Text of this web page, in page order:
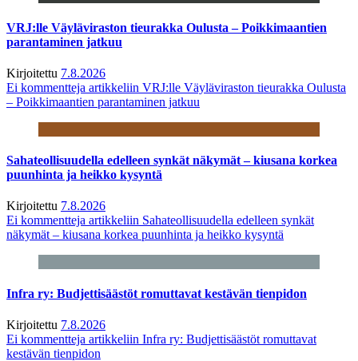
VRJ:lle Väyläviraston tieurakka Oulusta – Poikkimaantien
parantaminen jatkuu
Kirjoitettu 7.8.2026
Ei kommentteja artikkeliin VRJ:lle Väyläviraston tieurakka Oulusta
– Poikkimaantien parantaminen jatkuu
Sahateollisuudella edelleen synkät näkymät – kiusana korkea
puunhinta ja heikko kysyntä
Kirjoitettu 7.8.2026
Ei kommentteja artikkeliin Sahateollisuudella edelleen synkät
näkymät – kiusana korkea puunhinta ja heikko kysyntä
Infra ry: Budjettisäästöt romuttavat kestävän tienpidon
Kirjoitettu 7.8.2026
Ei kommentteja artikkeliin Infra ry: Budjettisäästöt romuttavat
kestävän tienpidon